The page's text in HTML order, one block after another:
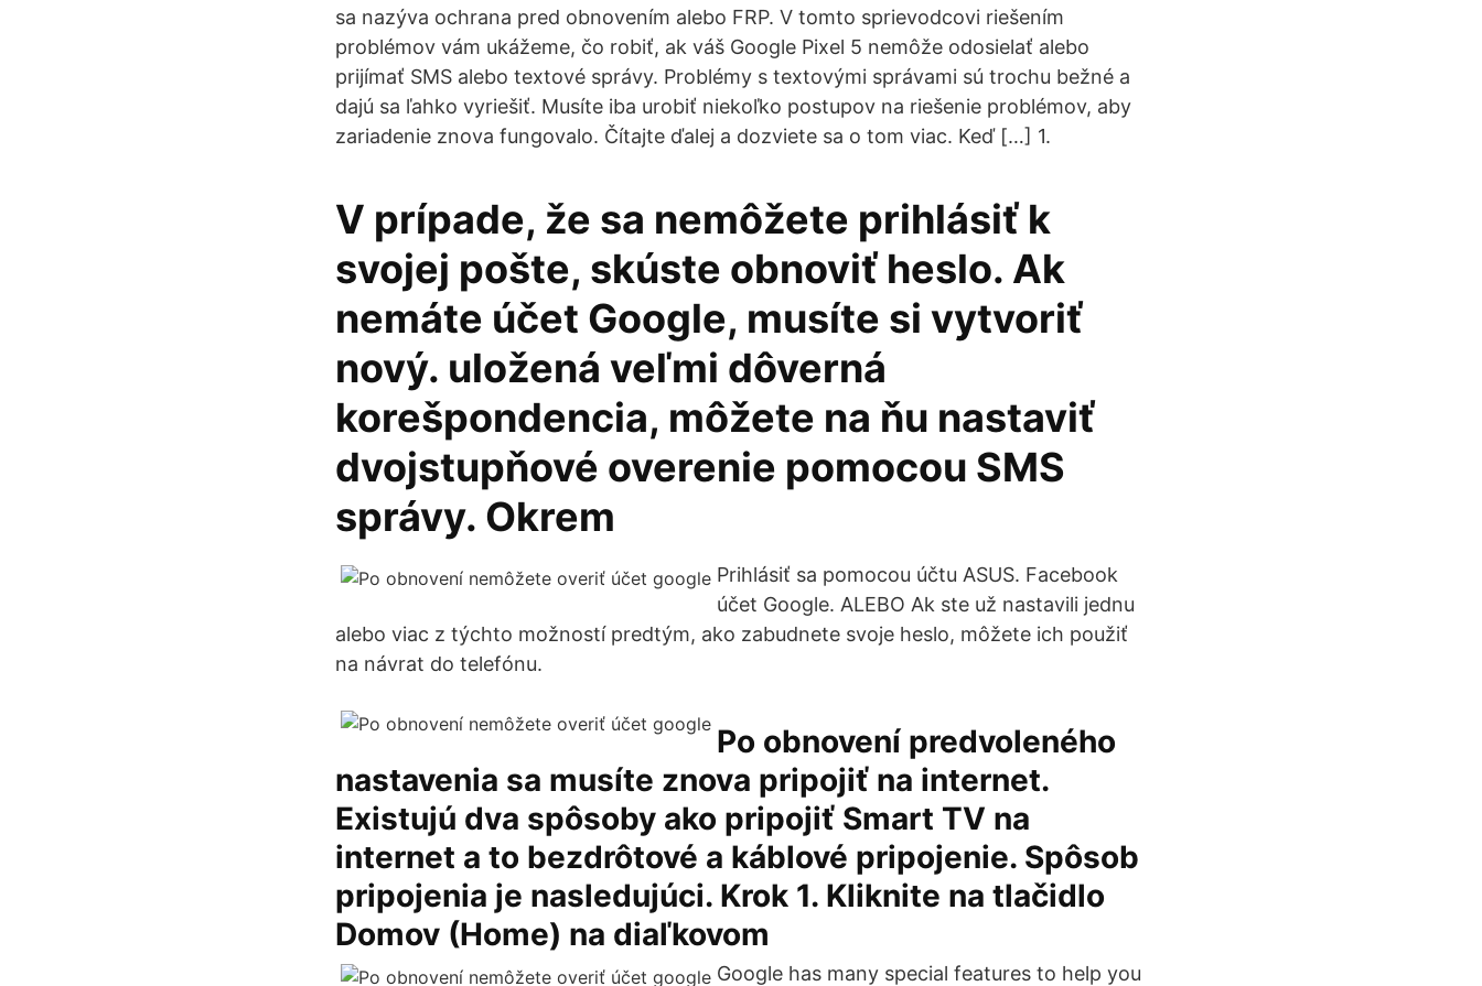
sa nazýva ochrana pred obnovením alebo FRP. V tomto sprievodcovi riešením
problémov vám ukážeme, čo robiť, ak váš Google Pixel 5 nemôže odosielať alebo
prijímať SMS alebo textové správy. Problémy s textovými správami sú trochu bežné a
dajú sa ľahko vyriešiť. Musíte iba urobiť niekoľko postupov na riešenie problémov, aby
zariadenie znova fungovalo. Čítajte ďalej a dozviete sa o tom viac. Keď […] 1.
V prípade, že sa nemôžete prihlásiť k
svojej pošte, skúste obnoviť heslo. Ak
nemáte účet Google, musíte si vytvoriť
nový. uložená veľmi dôverná
korešpondencia, môžete na ňu nastaviť
dvojstupňové overenie pomocou SMS
správy. Okrem
Prihlásiť sa pomocou účtu ASUS. Facebook
účet Google. ALEBO Ak ste už nastavili jednu
alebo viac z týchto možností predtým, ako zabudnete svoje heslo, môžete ich použiť
na návrat do telefónu.
Po obnovení predvoleného
nastavenia sa musíte znova pripojiť na internet.
Existujú dva spôsoby ako pripojiť Smart TV na
internet a to bezdrôtové a káblové pripojenie. Spôsob
pripojenia je nasledujúci. Krok 1. Kliknite na tlačidlo
Domov (Home) na diaľkovom
Google has many special features to help you